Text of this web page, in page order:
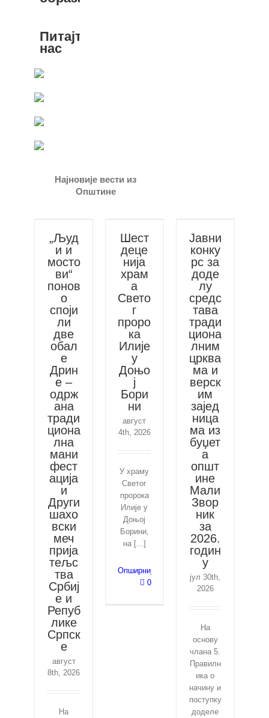
Питајте
нас
Најновије вести из
Општине
„Људ
и и
мосто
ви“
понов
о
споји
ли
две
обал
е
Дрин
е –
одрж
ана
тради
циона
лна
мани
фест
ација
и
Други
шахо
вски
меч
прија
тељс
тва
Србиј
е и
Репуб
лике
Српск
е
август
8th, 2026
На
Шест
деце
нија
храм
а
Свето
г
проро
ка
Илије
у
Доњо
ј
Бори
ни
август
4th, 2026
У храму
Светог
пророка
Илије у
Доњој
Борини,
на [...]
Опширније
0
Јавни
конку
рс за
доде
лу
средс
тава
тради
циона
лним
црква
ма и
верск
им
зајед
ница
ма из
буџет
а
општ
ине
Мали
Звор
ник
за
2026.
годин
у
јул 30th,
2026
На
основу
члана 5.
Правилн
ика о
начину и
поступку
доделе